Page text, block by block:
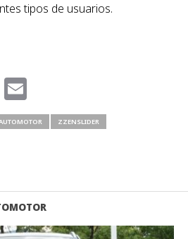
tipos de usuarios.
Email
ZZENSLIDER